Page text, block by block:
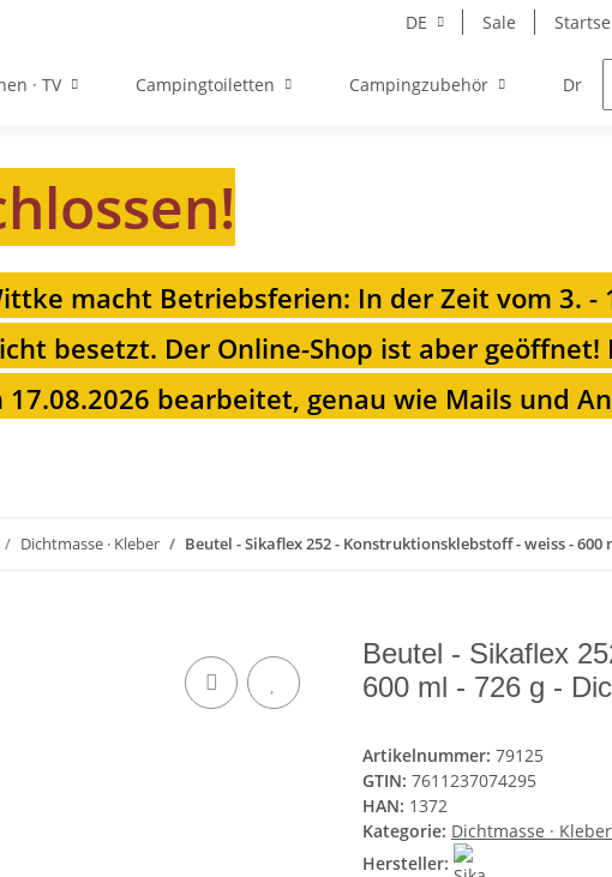
DE Sale
· TV Campingtoiletten Campingzubehör
macht Betriebsferien: In der Zeit vom 3.
besetzt. Der Online-Shop ist aber geöffnet!
17.08.2026 bearbeitet, genau wie Mails und
Dichtmasse · Kleber Beutel - Sikaflex 252 - Konstruktionsklebstoff - weiss - 600
Beutel - Sikaflex
600 ml - 726 g -
Artikelnummer: 79125
GTIN: 7611237074295
HAN: 1372
Kategorie: Dichtmasse · Kleber
Hersteller: